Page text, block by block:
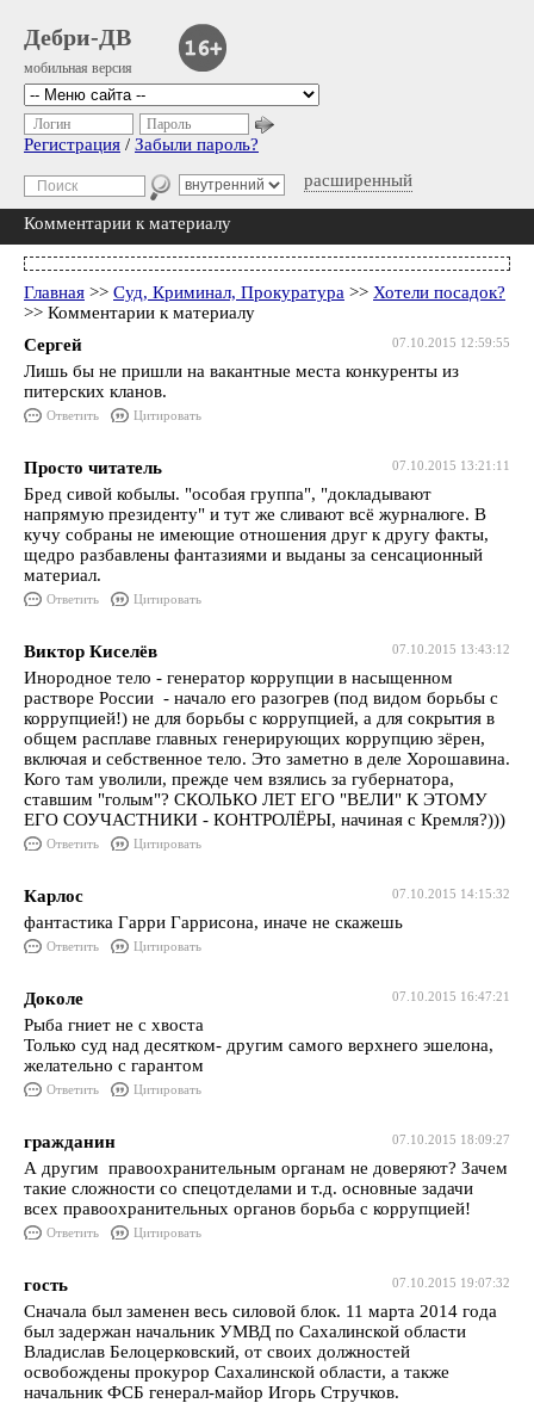
Дебри-ДВ
мобильная версия
расширенный
Логин Пароль
Регистрация / Забыли пароль?
Комментарии к материалу
Главная >> Суд, Криминал, Прокуратура >> Хотели посадок?
>> Комментарии к материалу
07.10.2015 12:59:55
Сергей
Лишь бы не пришли на вакантные места конкуренты из
питерских кланов.
Ответить Цитировать
07.10.2015 13:21:11
Просто читатель
Бред сивой кобылы. "особая группа", "докладывают
напрямую президенту" и тут же сливают всё журналюге. В
кучу собраны не имеющие отношения друг к другу факты,
щедро разбавлены фантазиями и выданы за сенсационный
материал.
Ответить Цитировать
07.10.2015 13:43:12
Виктор Киселёв
Инородное тело - генератор коррупции в насыщенном
растворе России - начало его разогрев (под видом борьбы с
коррупцией!) не для борьбы с коррупцией, а для сокрытия в
общем расплаве главных генерирующих коррупцию зёрен,
включая и себственное тело. Это заметно в деле Хорошавина.
Кого там уволили, прежде чем взялись за губернатора,
ставшим "голым"? СКОЛЬКО ЛЕТ ЕГО "ВЕЛИ" К ЭТОМУ
ЕГО СОУЧАСТНИКИ - КОНТРОЛЁРЫ, начиная с Кремля?)))
Ответить Цитировать
07.10.2015 14:15:32
Карлос
фантастика Гарри Гаррисона, иначе не скажешь
Ответить Цитировать
07.10.2015 16:47:21
Доколе
Рыба гниет не с хвоста
Только суд над десятком- другим самого верхнего эшелона,
желательно с гарантом
Ответить Цитировать
07.10.2015 18:09:27
гражданин
А другим правоохранительным органам не доверяют? Зачем
такие сложности со спецотделами и т.д. основные задачи
всех правоохранительных органов борьба с коррупцией!
Ответить Цитировать
07.10.2015 19:07:32
гость
Сначала был заменен весь силовой блок. 11 марта 2014 года
был задержан начальник УМВД по Сахалинской области
Владислав Белоцерковский, от своих должностей
освобождены прокурор Сахалинской области, а также
начальник ФСБ генерал-майор Игорь Стручков.